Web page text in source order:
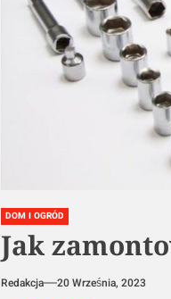
DOM I OGRÓD
Jak
Redakcja 20 Września, 2023